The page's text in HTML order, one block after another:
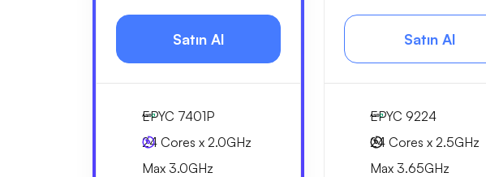
Satın Al
EPYC 7401P
24 Cores x 2.0GHz
Max 3.0GHz
Satın Al
EPYC 9224
24 Cores x 2.5GHz
Max 3.65GHz